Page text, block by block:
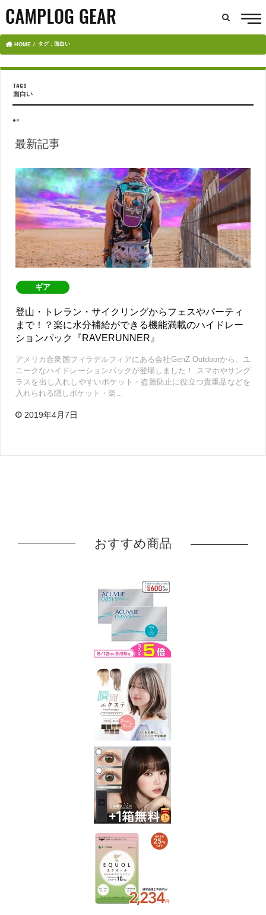
HOME タグ : 面白い
面白い
●×
最新記事
ギア
登山・トレラン・サイクリングからフェスやパーティ
まで！？楽に水分補給ができる機能満載のハイドレー
ションパック『RAVERUNNER』
アメリカ合衆国フィラデルフィアにある会社GenZ Outdoorから、ユ
ニークなハイドレーションパックが登場しました！ スマホやサング
ラスを出し入れしやすいポケット・盗難防止に役立つ貴重品などを
入れられる隠しポケット・楽…
2019年4月7日
おすすめ商品